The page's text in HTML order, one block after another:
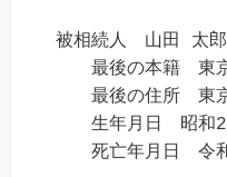
被相続人　山田 太郎
最後の本籍　東
最後の住所　東
生年月日　昭和
死亡年月日　令